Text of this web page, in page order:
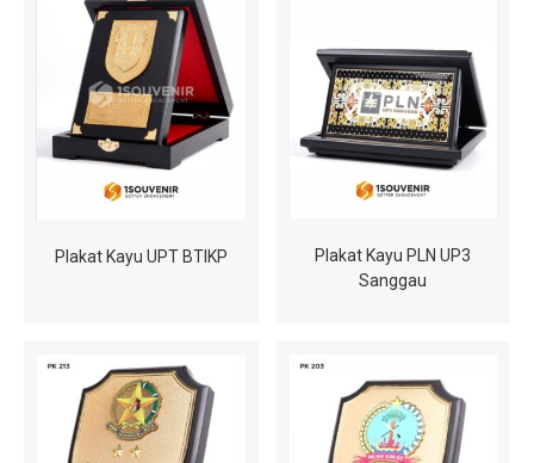
Plakat Kayu UPT BTIKP
Plakat Kayu PLN UP3
Sanggau